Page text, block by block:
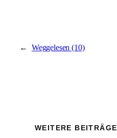
← Weggelesen (10)
WEITERE BEITRÄGE